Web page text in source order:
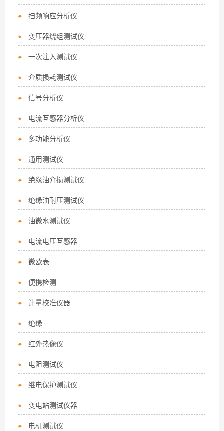
扫频响应分析仪
变压器绕组测试仪
一次注入测试仪
介质损耗测试仪
信号分析仪
电流互感器分析仪
多功能分析仪
通用测试仪
绝缘油介损测试仪
绝缘油耐压测试仪
油微水测试仪
电流电压互感器
微欧表
便携检测
计量校准仪器
绝缘
红外热像仪
电阻测试仪
继电保护测试仪
变电站测试仪器
电机测试仪